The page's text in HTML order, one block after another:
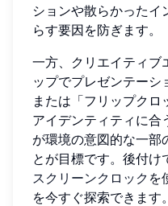
ションや散らかったイ
らす要因を防ぎます。
一方、クリエイティブ
ップでプレゼンテーシ
または「フリップクロ
アイデンティティに合
が環境の意図的な一部
とが目標です。後付け
スクリーンクロック を
を今すぐ探索できます。